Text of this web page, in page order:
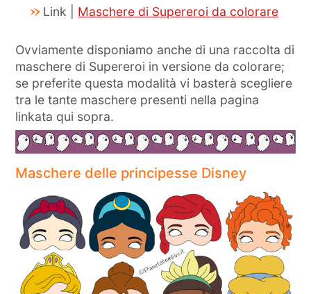
Link | Maschere di Supereroi da colorare
Ovviamente disponiamo anche di una raccolta di
maschere di Supereroi in versione da colorare;
se preferite questa modalità vi basterà scegliere
tra le tante maschere presenti nella pagina
linkata qui sopra.
Maschere delle principesse Disney